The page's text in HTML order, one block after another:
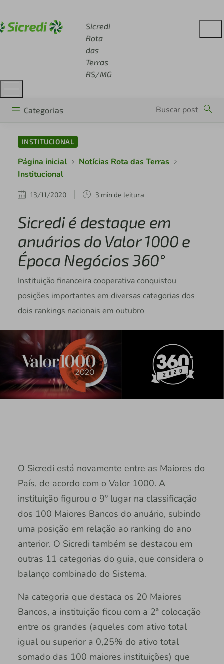
Sicredi
Rota
das
Terras
RS/MG
Categorias
INSTITUCIONAL
Página inicial
Notícias Rota das Terras
Institucional
13/11/2020 3 min de leitura
Sicredi é destaque em
anuários do Valor 1000 e
Época Negócios 360°
Instituição financeira cooperativa conquistou
posições importantes em diversas categorias dos
dois rankings nacionais em outubro
O Sicredi está novamente entre as Maiores do
País, de acordo com o Valor 1000. A
instituição figurou o 9º lugar na classificação
dos 100 Maiores Bancos do anuário, subindo
uma posição em relação ao ranking do ano
anterior. O Sicredi também se destacou em
outras 11 categorias do guia, que considera o
balanço combinado do Sistema.
Na categoria que destaca os 20 Maiores
Bancos, a instituição ficou com a 2ª colocação
entre os grandes (aqueles com ativo total
igual ou superior a 0,25% do ativo total
somado das 100 maiores instituições) que